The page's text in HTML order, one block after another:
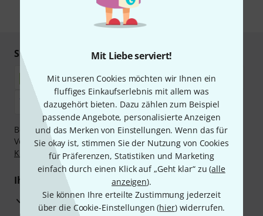
Mit Liebe serviert!
Mit unseren Cookies möchten wir Ihnen ein
fluffiges Einkaufserlebnis mit allem was
dazugehört bieten. Dazu zählen zum Beispiel
passende Angebote, personalisierte Anzeigen
und das Merken von Einstellungen. Wenn das für
Sie okay ist, stimmen Sie der Nutzung von Cookies
für Präferenzen, Statistiken und Marketing
einfach durch einen Klick auf „Geht klar“ zu (alle
anzeigen).
Sie können Ihre erteilte Zustimmung jederzeit
über die Cookie-Einstellungen (hier) widerrufen.
* Pflichtfeld
Sicher einkaufen & bezahlen
Bezahlen Sie vertraulich und sicher per Nachnahme,
Vorkasse, PayPal, Amazon Pay,Klarna Sofort bezahlen,
Klarna Ratenzahlungoder Kreditkarte.
Ihre Vorteile
3 Jahre Thomann Garantie